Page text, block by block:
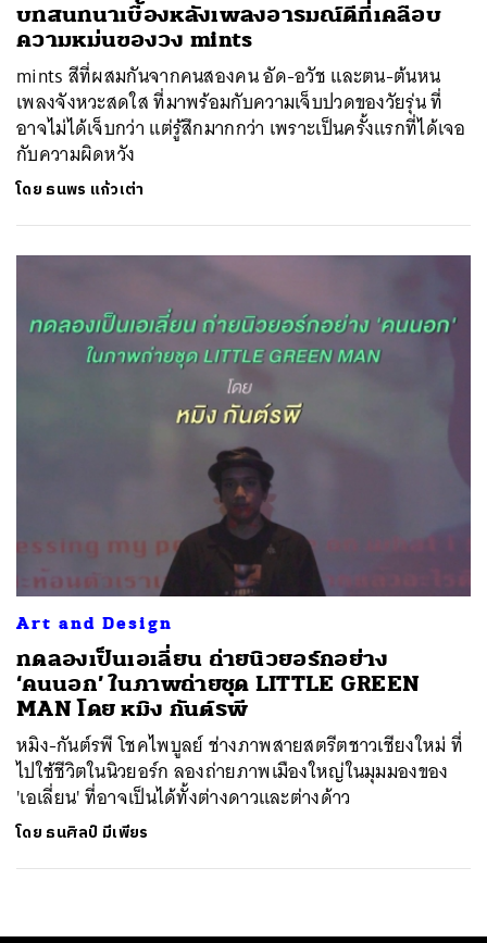
บทสนทนาเบื้องหลังเพลงอารมณ์ดีที่เคลือบ
ความหม่นของวง mints
mints สีที่ผสมกันจากคนสองคน อัด-อวัช และตน-ต้นหน
เพลงจังหวะสดใส ที่มาพร้อมกับความเจ็บปวดของวัยรุ่น ที่
อาจไม่ได้เจ็บกว่า แต่รู้สึกมากกว่า เพราะเป็นครั้งแรกที่ได้เจอ
กับความผิดหวัง
โดย ธนพร แก้วเต่า
Art and Design
ทดลองเป็นเอเลี่ยน ถ่ายนิวยอร์กอย่าง
‘คนนอก’ ในภาพถ่ายชุด LITTLE GREEN
MAN โดย หมิง กันต์รพี
หมิง-กันต์รพี โชคไพบูลย์ ช่างภาพสายสตรีตชาวเชียงใหม่ ที่
ไปใช้ชีวิตในนิวยอร์ก ลองถ่ายภาพเมืองใหญ่ในมุมมองของ
'เอเลี่ยน' ที่อาจเป็นได้ทั้งต่างดาวและต่างด้าว
โดย ธนศิลป์ มีเพียร